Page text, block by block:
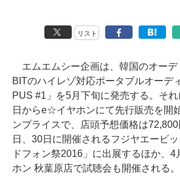
リスト
エムエムシー企画は、韓国のオーデ
BITのハイレゾ対応ポータブルオーデ
PUS #1」を5月下旬に発売する。そ
日からe☆イヤホンにて先行販売を開
ンプライスで、店頭予想価格は
日、30日に開催されるフジヤエービ
ドフォン祭2016」に出展するほか、
ホン 秋葉原店で試聴会も開催される。